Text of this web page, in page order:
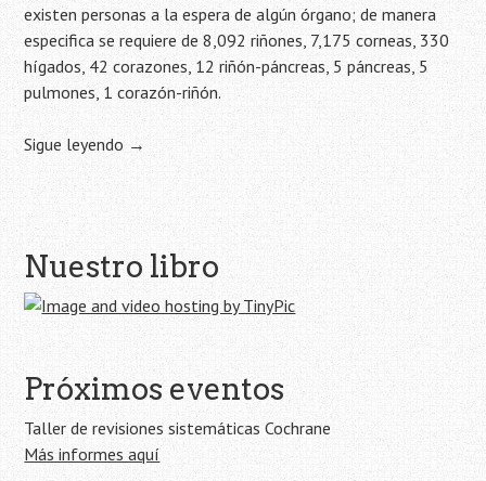
existen personas a la espera de algún órgano; de manera
especifica se requiere de 8,092 riñones, 7,175 corneas, 330
hígados, 42 corazones, 12 riñón-páncreas, 5 páncreas, 5
pulmones, 1 corazón-riñón.
Sigue leyendo →
Navegación
de
la
entrada
Nuestro libro
Próximos eventos
Taller de revisiones sistemáticas Cochrane
Más informes aquí